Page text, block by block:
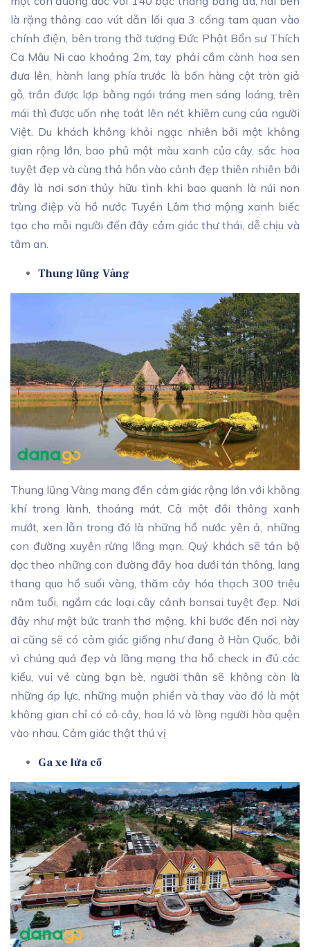
là rặng thông cao vút dẫn lối qua 3 cổng tam quan vào
chính điện, bên trong thờ tượng Đức Phật Bổn sư Thích
Ca Mâu Ni cao khoảng 2m, tay phải cầm cành hoa sen
đưa lên, hành lang phía trước là bốn hàng cột tròn giả
gỗ, trần được lợp bằng ngói tráng men sáng loáng, trên
mái thì được uốn nhẹ toát lên nét khiêm cung của người
Việt. Du khách không khỏi ngạc nhiên bởi một không
gian rộng lớn, bao phủ một màu xanh của cây, sắc hoa
tuyệt đẹp và cùng thả hồn vào cảnh đẹp thiên nhiên bởi
đây là nơi sơn thủy hữu tình khi bao quanh là núi non
trùng điệp và hồ nước Tuyền Lâm thơ mộng xanh biếc
tạo cho mỗi người đến đây cảm giác thư thái, dễ chịu và
tâm an.
Thung lũng Vàng
Thung lũng Vàng mang đến cảm giác rộng lớn với không
khí trong lành, thoáng mát, Cả một đồi thông xanh
mướt, xen lẫn trong đó là những hồ nước yên ả, những
con đường xuyên rừng lãng mạn. Quý khách sẽ tản bộ
dọc theo những con đường đầy hoa dưới tán thông, lang
thang qua hồ suối vàng, thăm cây hóa thạch 300 triệu
năm tuổi, ngắm các loại cây cảnh bonsai tuyệt đẹp. Nơi
đây như một bức tranh thơ mộng, khi bước đến nơi này
ai cũng sẽ có cảm giác giống như đang ở Hàn Quốc, bởi
vì chúng quá đẹp và lãng mạng tha hồ check in đủ các
kiểu, vui vẻ cùng bạn bè, người thân sẽ không còn là
những áp lực, những muộn phiền và thay vào đó là một
không gian chỉ có cỏ cây, hoa lá và lòng người hòa quện
vào nhau. Cảm giác thật thú vị
Ga xe lửa cổ